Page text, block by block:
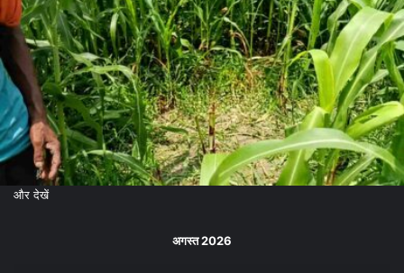
और देखें
अगस्त 2026